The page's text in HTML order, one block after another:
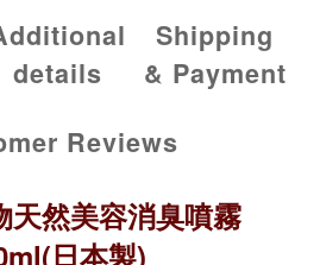
details
Shipping
& Payment
Reviews
天然美容消臭噴霧
日本製)